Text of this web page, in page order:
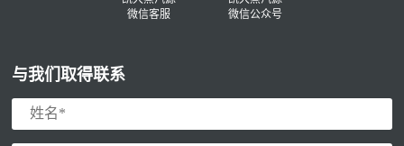
微信客服
微信公众号
与我们取得联系